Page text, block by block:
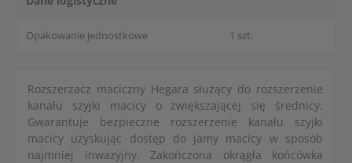
Opakowanie jednostkowe 1 szt.
Rozszerzacz maciczny Hegara służący do rozszerzenie
kanału szyjki macicy o zwiększającej się średnicy.
Gwarantuje bezpieczne rozszerzenie kanału szyjki
macicy uzyskując dostęp do jamy macicy w sposób
najmniej inwazyjny. Zakończona okrągła końcówka